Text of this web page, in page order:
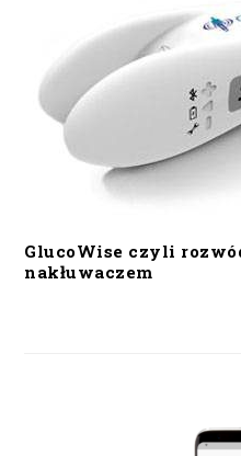
GlucoWise czyli
nakłuwaczem